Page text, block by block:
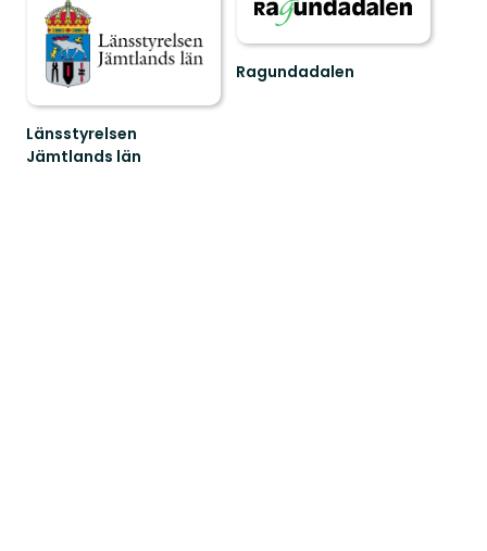
Länsstyrelsen
Jämtlands län
Ragundadalen